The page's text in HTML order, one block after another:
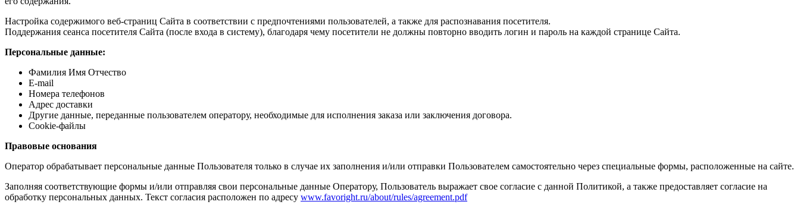
Настройка содержимого веб-страниц Сайта в соответствии с предпочтениями пользователей, а также для распознавания посетителя.
Поддержания сеанса посетителя Сайта (после входа в систему), благодаря чему посетители не должны повторно вводить логин и пароль на каждой странице Сайта.
Персональные данные:
Фамилия Имя Отчество
E-mail
Номера телефонов
Адрес доставки
Другие данные, переданные пользователем оператору, необходимые для исполнения заказа или заключения договора.
Cookie-файлы
Правовые основания
Оператор обрабатывает персональные данные Пользователя только в случае их заполнения и/или отправки Пользователем самостоятельно через специальные формы, расположенные на сайте.
Заполняя соответствующие формы и/или отправляя свои персональные данные Оператору, Пользователь выражает свое согласие с данной Политикой, а также предоставляет согласие на
обработку персональных данных. Текст согласия расположен по адресу www.favoright.ru/about/rules/agreement.pdf